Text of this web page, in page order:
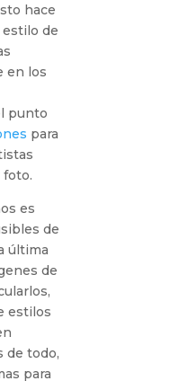
hace
de
en los
punto
para
foto.
es
de
última
de
estilos
de todo,
para